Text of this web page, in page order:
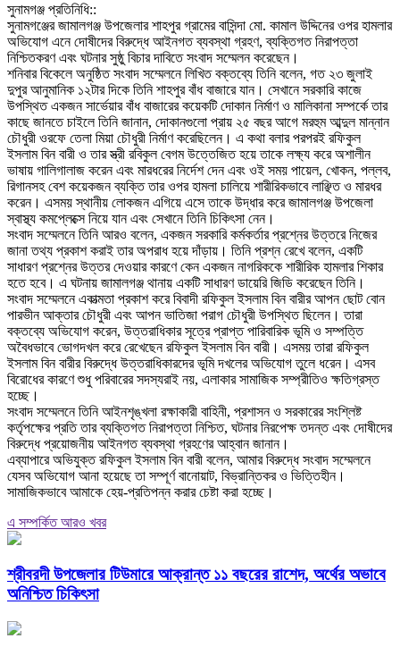
‎সুনামগঞ্জ প্রতিনিধি::
‎সুনামগঞ্জের জামালগঞ্জ উপজেলার শাহপুর গ্রামের বাসিন্দা মো. কামাল উদ্দিনের ওপর হামলার
অভিযোগ এনে দোষীদের বিরুদ্ধে আইনগত ব্যবস্থা গ্রহণ, ব্যক্তিগত নিরাপত্তা
নিশ্চিতকরণ এবং ঘটনার সুষ্ঠু বিচার দাবিতে সংবাদ সম্মেলন করেছেন।
‎শনিবার বিকেলে অনুষ্ঠিত সংবাদ সম্মেলনে লিখিত বক্তব্যে তিনি বলেন, গত ২৩ জুলাই
দুপুর আনুমানিক ১২টার দিকে তিনি শাহপুর বাঁধ বাজারে যান। সেখানে সরকারি কাজে
উপস্থিত একজন সার্ভেয়ার বাঁধ বাজারের কয়েকটি দোকান নির্মাণ ও মালিকানা সম্পর্কে তার
কাছে জানতে চাইলে তিনি জানান, দোকানগুলো প্রায় ২৫ বছর আগে মরহুম আব্দুল মান্নান
চৌধুরী ওরফে তেলা মিয়া চৌধুরী নির্মাণ করেছিলেন। এ কথা বলার পরপরই রফিকুল
ইসলাম বিন বারী ও তার স্ত্রী রবিকুল বেগম উত্তেজিত হয়ে তাকে লক্ষ্য করে অশালীন
ভাষায় গালিগালাজ করেন এবং মারধরের নির্দেশ দেন এবং ওই সময় পায়েল, খোকন, পল্লব,
রিগানসহ বেশ কয়েকজন ব্যক্তি তার ওপর হামলা চালিয়ে শারীরিকভাবে লাঞ্ছিত ও মারধর
করেন। এসময় স্থানীয় লোকজন এগিয়ে এসে তাকে উদ্ধার করে জামালগঞ্জ উপজেলা
স্বাস্থ্য কমপ্লেক্সে নিয়ে যান এবং সেখানে তিনি চিকিৎসা নেন।
‎সংবাদ সম্মেলনে তিনি আরও বলেন, একজন সরকারি কর্মকর্তার প্রশ্নের উত্তরে নিজের
জানা তথ্য প্রকাশ করাই তার অপরাধ হয়ে দাঁড়ায়। তিনি প্রশ্ন রেখে বলেন, একটি
সাধারণ প্রশ্নের উত্তর দেওয়ার কারণে কেন একজন নাগরিককে শারীরিক হামলার শিকার
হতে হবে। এ ঘটনায় জামালগঞ্জ থানায় একটি সাধারণ ডায়েরি জিডি করেছেন তিনি।
‎সংবাদ সম্মেলনে একাত্মতা প্রকাশ করে বিবাদী রফিকুল ইসলাম বিন বারীর আপন ছোট বোন
পারভীন আক্তার চৌধুরী এবং আপন ভাতিজা পরাগ চৌধুরী উপস্থিত ছিলেন। তারা
বক্তব্যে অভিযোগ করেন, উত্তরাধিকার সূত্রে প্রাপ্ত পারিবারিক ভূমি ও সম্পত্তি
অবৈধভাবে ভোগদখল করে রেখেছেন রফিকুল ইসলাম বিন বারী। এসময় তারা রফিকুল
ইসলাম বিন বারীর বিরুদ্ধে উত্তরাধিকারদের ভূমি দখলের অভিযোগ তুলে ধরেন। এসব
বিরোধের কারণে শুধু পরিবারের সদস্যরাই নয়, এলাকার সামাজিক সম্প্রীতিও ক্ষতিগ্রস্ত
হচ্ছে।
‎সংবাদ সম্মেলনে তিনি আইনশৃঙ্খলা রক্ষাকারী বাহিনী, প্রশাসন ও সরকারের সংশ্লিষ্ট
কর্তৃপক্ষের প্রতি তার ব্যক্তিগত নিরাপত্তা নিশ্চিত, ঘটনার নিরপেক্ষ তদন্ত এবং দোষীদের
বিরুদ্ধে প্রয়োজনীয় আইনগত ব্যবস্থা গ্রহণের আহ্বান জানান।
‎এব্যাপারে অভিযুক্ত রফিকুল ইসলাম বিন বারী বলেন, আমার বিরুদ্ধে সংবাদ সম্মেলনে
যেসব অভিযোগ আনা হয়েছে তা সম্পূর্ণ বানোয়াট, বিভ্রান্তিকর ও ভিত্তিহীন।
সামাজিকভাবে আমাকে হেয়-প্রতিপন্ন করার চেষ্টা করা হচ্ছে।
এ সম্পর্কিত আরও খবর
শ্রীবরদী উপজেলার টিউমারে আক্রান্ত ১১ বছরের রাশেদ, অর্থের অভাবে
অনিশ্চিত চিকিৎসা